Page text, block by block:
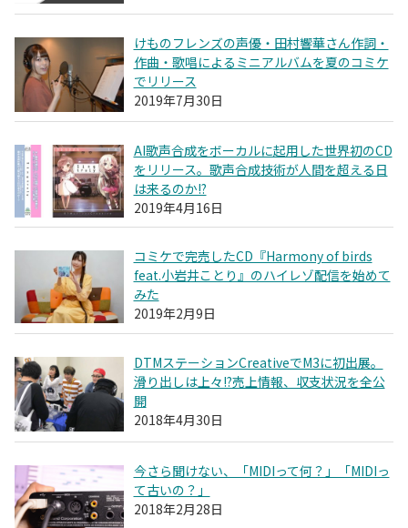
けものフレンズの声優・田村響華さん作詞・
作曲・歌唱によるミニアルバムを夏のコミケ
でリリース
2019年7月30日
AI歌声合成をボーカルに起用した世界初のCD
をリリース。歌声合成技術が人間を超える日
は来るのか!?
2019年4月16日
コミケで完売したCD『Harmony of birds
feat.小岩井ことり』のハイレゾ配信を始めて
みた
2019年2月9日
DTMステーションCreativeでM3に初出展。
滑り出しは上々!?売上情報、収支状況を全公
開
2018年4月30日
今さら聞けない、「MIDIって何？」「MIDIっ
て古いの？」
2018年2月28日